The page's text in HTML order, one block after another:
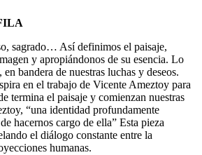
sagrado… Así definimos el paisaje,
y apropiándonos de su esencia. Lo
bandera de nuestras luchas y deseos.
en el trabajo de Vicente Ameztoy para
termina el paisaje y comienzan nuestras
“una identidad profundamente
hacernos cargo de ella” Esta pieza
el diálogo constante entre la
humanas.